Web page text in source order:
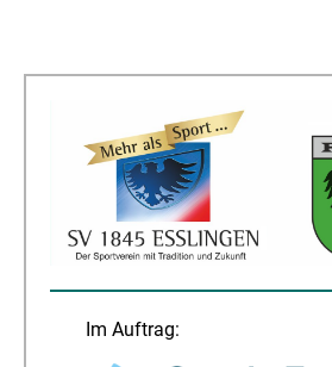
Im Auftrag: